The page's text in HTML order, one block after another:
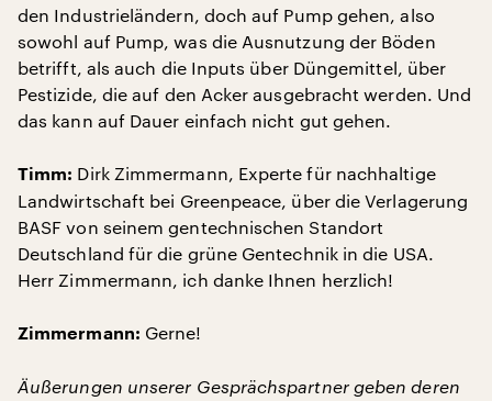
den Industrieländern, doch auf Pump gehen, also
sowohl auf Pump, was die Ausnutzung der Böden
betrifft, als auch die Inputs über Düngemittel, über
Pestizide, die auf den Acker ausgebracht werden. Und
das kann auf Dauer einfach nicht gut gehen.
Timm: Dirk Zimmermann, Experte für nachhaltige
Landwirtschaft bei Greenpeace, über die Verlagerung
BASF von seinem gentechnischen Standort
Deutschland für die grüne Gentechnik in die USA.
Herr Zimmermann, ich danke Ihnen herzlich!
Zimmermann: Gerne!
Äußerungen unserer Gesprächspartner geben deren